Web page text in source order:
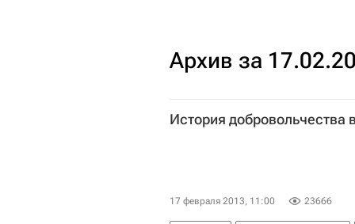
Архив за
История добровольчества
17 февраля 2013, 11:00 23666